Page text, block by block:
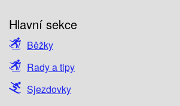
Hlavní sekce
Běžky
Rady a tipy
Sjezdovky